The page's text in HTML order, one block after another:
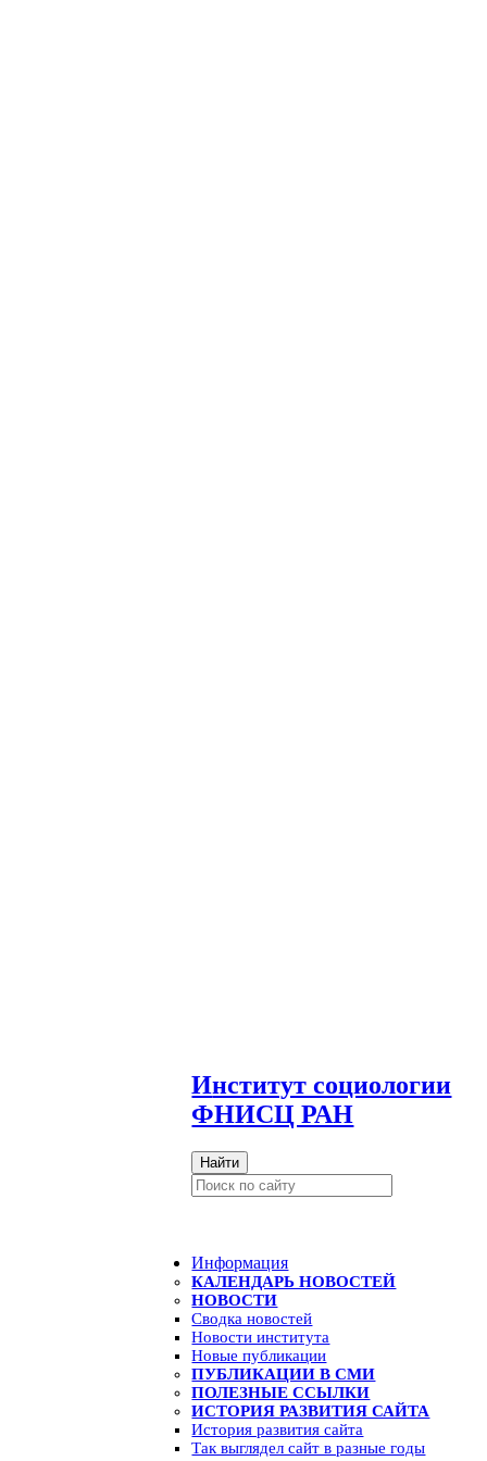
Институт социологии
ФНИСЦ РАН
Найти
Информация
КАЛЕНДАРЬ НОВОСТЕЙ
НОВОСТИ
Сводка новостей
Новости института
Новые публикации
ПУБЛИКАЦИИ В СМИ
ПОЛЕЗНЫЕ ССЫЛКИ
ИСТОРИЯ РАЗВИТИЯ САЙТА
История развития сайта
Так выглядел сайт в разные годы